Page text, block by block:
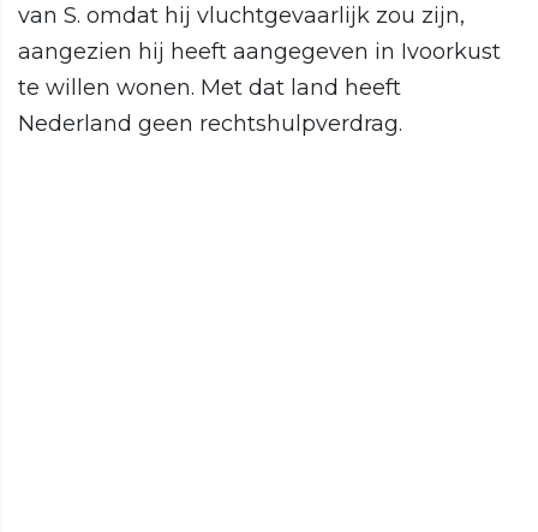
van S. omdat hij vluchtgevaarlijk zou zijn,
aangezien hij heeft aangegeven in Ivoorkust
te willen wonen. Met dat land heeft
Nederland geen rechtshulpverdrag.